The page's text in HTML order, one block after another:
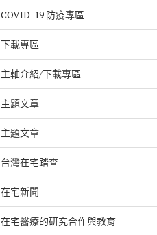
COVID-19 防疫專區
下載專區
主軸介紹/下載專區
主題文章
主題文章
台灣在宅踏查
在宅新聞
在宅醫療的研究合作與教育